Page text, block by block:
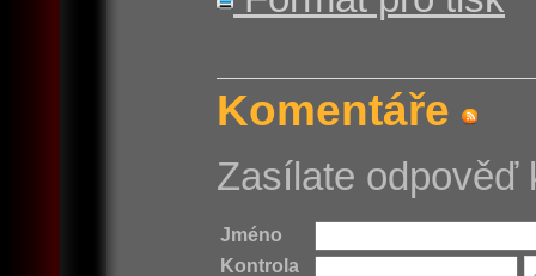
Komentáře
Zasílate odpověď
Jméno
Kontrola